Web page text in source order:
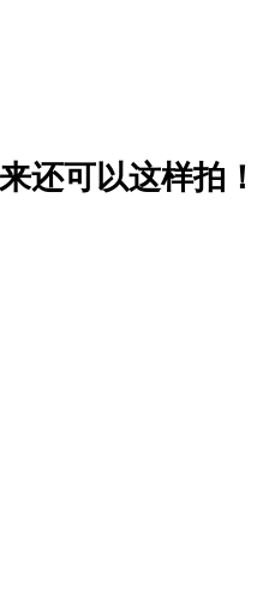
还可以这样拍！